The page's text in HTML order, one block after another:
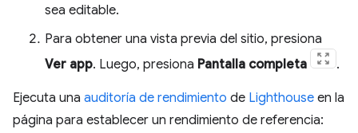
sea editable.
Para obtener una vista previa del sitio, presiona
Ver app. Luego, presiona Pantalla completa .
Ejecuta una auditoría de rendimiento de Lighthouse en la
página para establecer un rendimiento de referencia: